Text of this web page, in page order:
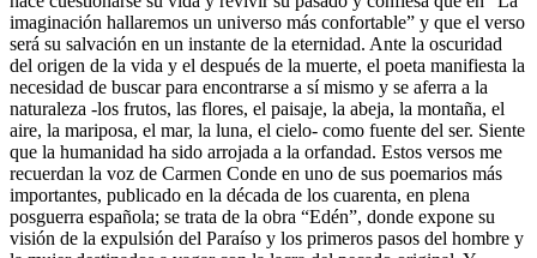
imaginación hallaremos un universo más confortable” y que el verso
será su salvación en un instante de la eternidad. Ante la oscuridad
del origen de la vida y el después de la muerte, el poeta manifiesta la
necesidad de buscar para encontrarse a sí mismo y se aferra a la
naturaleza -los frutos, las flores, el paisaje, la abeja, la montaña, el
aire, la mariposa, el mar, la luna, el cielo- como fuente del ser. Siente
que la humanidad ha sido arrojada a la orfandad. Estos versos me
recuerdan la voz de Carmen Conde en uno de sus poemarios más
importantes, publicado en la década de los cuarenta, en plena
posguerra española; se trata de la obra “Edén”, donde expone su
visión de la expulsión del Paraíso y los primeros pasos del hombre y